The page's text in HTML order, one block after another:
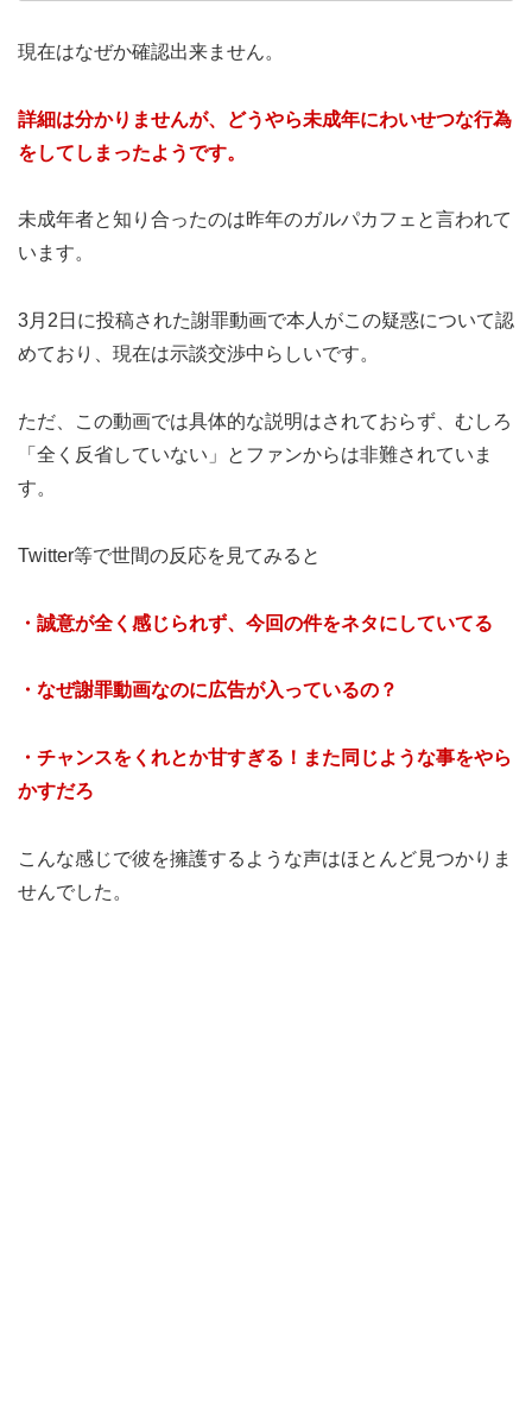
現在はなぜか確認出来ません。
詳細は分かりませんが、どうやら未成年にわいせつな行為
をしてしまったようです。
未成年者と知り合ったのは昨年のガルパカフェと言われて
います。
3月2日に投稿された謝罪動画で本人がこの疑惑について認
めており、現在は示談交渉中らしいです。
ただ、この動画では具体的な説明はされておらず、むしろ
「全く反省していない」とファンからは非難されていま
す。
Twitter等で世間の反応を見てみると
・誠意が全く感じられず、今回の件をネタにしていてる
・なぜ謝罪動画なのに広告が入っているの？
・チャンスをくれとか甘すぎる！また同じような事をやら
かすだろ
こんな感じで彼を擁護するような声はほとんど見つかりま
せんでした。